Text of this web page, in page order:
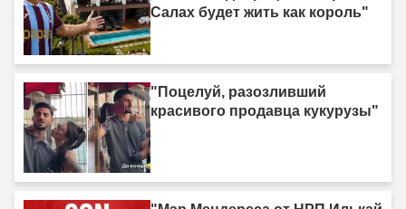
Салах будет жить как король"
"Поцелуй, разозливший
красивого продавца кукурузы"